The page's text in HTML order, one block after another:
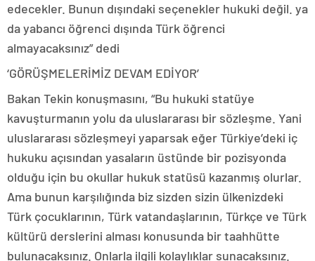
edecekler. Bunun dışındaki seçenekler hukuki değil. ya
da yabancı öğrenci dışında Türk öğrenci
almayacaksınız” dedi
‘GÖRÜŞMELERİMİZ DEVAM EDİYOR’
Bakan Tekin konuşmasını, “Bu hukuki statüye
kavuşturmanın yolu da uluslararası bir sözleşme. Yani
uluslararası sözleşmeyi yaparsak eğer Türkiye’deki iç
hukuku açısından yasaların üstünde bir pozisyonda
olduğu için bu okullar hukuk statüsü kazanmış olurlar.
Ama bunun karşılığında biz sizden sizin ülkenizdeki
Türk çocuklarının, Türk vatandaşlarının, Türkçe ve Türk
kültürü derslerini alması konusunda bir taahhütte
bulunacaksınız. Onlarla ilgili kolaylıklar sunacaksınız.